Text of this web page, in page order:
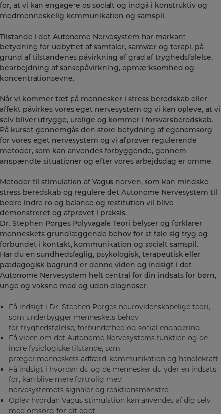
for, at vi kan engagere os socialt og indgå i konstruktiv og
medmenneskelig kommunikation og samspil.
Tilstande i det Autonome Nervesystem har markant
betydning for udbyttet af samtaler, samvær og terapi, på
grund af tilstandenes påvirkning af grad af tryghedsfølelse,
bearbejdning af sansepåvirkning, opmærksomhed og
koncentrationsevne.
Når vi kommer tæt på mennesker i stress beredskab eller
affekt påvirkes vores eget nervesystem og vi kan opleve, at vi
selv bliver utrygge, urolige og kommer i forsvarsberedskab.
På kurset gennemgås den store betydning af egenomsorg
for vores eget nervesystem og vi afprøver regulerende
metoder, som kan anvendes forbyggende, gennem
anspændte situationer og efter vores arbejdsdag er omme.
Metoder til stimulation af Vagus nerven, som kan mindske
stress beredskab og regulere det Autonome Nervesystem til
bedre indre ro og balance og restitution vil blive
demonstreret og afprøvet i praksis.
Dr. Stephen Porges Polyvagale Teori belyser og forklarer
menneskets grundlæggende behov for at føle sig tryg og
forbundet i kontakt, kommunikation og socialt samspil.
Har du en sundhedsfaglig, psykologisk, terapeutisk eller
pædagogisk bagrund er denne viden og indsigt i det
Autonome Nervesystem helt central for din indsats for børn,
unge og voksne med og uden diagnoser.
Få indsigt i Dr. Stephen Porges neurovidenskabelige teori,
som underbygger menneskets behov
for tryghedsfølelse, forbundethed og social engagering.
Få viden om det Autonome Nervesystems funktion og de
indre fysiologiske tilstande, som
præger menneskets adfærd, kommunikation og handlekraft.
Få indsigt i hvordan du og de mennesker du yder en indsats
for, kan blive mere fortrolig med
nervesystemets signaler og reaktionsmønstre.
Oplev hvordan Vagus stimulation kan anvendes af dig selv
med omsorg for dit eget